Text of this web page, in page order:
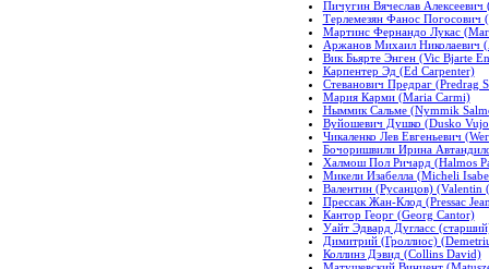
Пичугин Вячеслав
Терлемезян Фанос Погосович
Мартинс Фернандо Лукас
Аржанов Михаил Николаевич
Вик Бьярте Энген (Vic Bjarte
Карпентер Эд (Ed Carpenter)
Стеванович Предраг (Predrag
Мария Карми (Maria Carmi)
Ныммик Сальме (Nymmik
Вуйошевич Душко (Dusko
Чикаленко Лев Евгеньевич
Бочоришвили Ирина
Халмош Пол Ричард (Halmos
Микели Изабелла (Micheli
Валентин (Русанцов) (Valentin
Прессак Жан-Клод (Pressac
Кантор Георг (Georg Cantor)
Уайт Эдвард Дугласс
Димитрий (Гроллиос)
Коллинз Дэвид (Collins David)